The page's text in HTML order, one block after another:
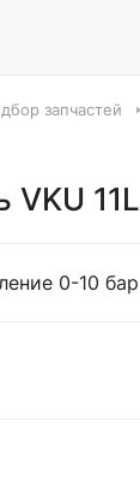
запчастей
11L
0-10 бар